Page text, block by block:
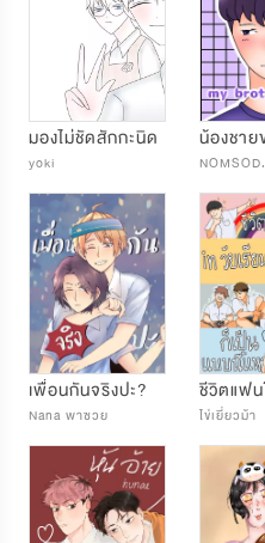
มองไม่ชัดสักกะนิด
yoki NOMSOD.
เพื่อนกันจริงปะ?
Nana พาซวย ไข่เยี่ยวม้า